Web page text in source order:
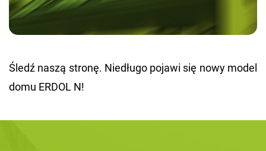
Śledź naszą stro­nę. Nie­dłu­go po­ja­wi się nowy model
domu ERDOL N!